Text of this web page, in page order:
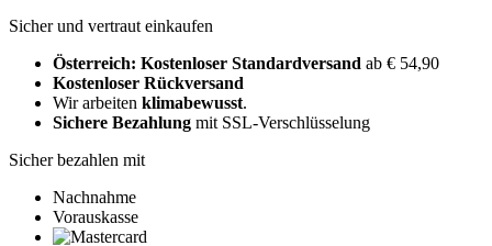
Sicher und vertraut einkaufen
Österreich: Kostenloser Standardversand ab € 54,90
Kostenloser Rückversand
Wir arbeiten klimabewusst.
Sichere Bezahlung mit SSL-Verschlüsselung
Sicher bezahlen mit
Nachnahme
Vorauskasse